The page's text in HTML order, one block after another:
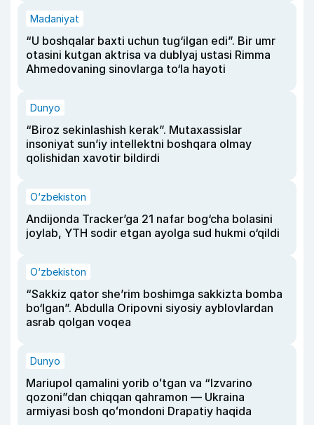
Madaniyat
“U boshqalar baxti uchun tug‘ilgan edi”. Bir umr
otasini kutgan aktrisa va dublyaj ustasi Rimma
Ahmedovaning sinovlarga to‘la hayoti
Dunyo
“Biroz sekinlashish kerak”. Mutaxassislar
insoniyat sun’iy intellektni boshqara olmay
qolishidan xavotir bildirdi
O‘zbekiston
Andijonda Tracker’ga 21 nafar bog‘cha bolasini
joylab, YTH sodir etgan ayolga sud hukmi o‘qildi
O‘zbekiston
“Sakkiz qator she’rim boshimga sakkizta bomba
bo‘lgan”. Abdulla Oripovni siyosiy ayblovlardan
asrab qolgan voqea
Dunyo
Mariupol qamalini yorib oʻtgan va “Izvarino
qozoni”dan chiqqan qahramon — Ukraina
armiyasi bosh qoʻmondoni Drapatiy haqida